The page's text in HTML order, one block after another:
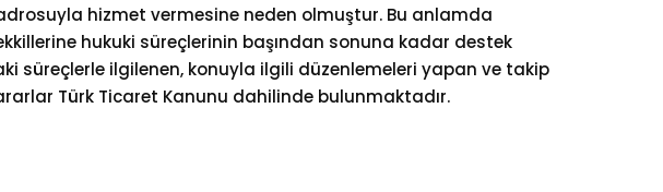
hizmet vermesine neden olmuştur. Bu anlamda
hukuki süreçlerinin başından sonuna kadar destek
süreçlerle ilgilenen, konuyla ilgili düzenlemeleri yapan ve takip
Türk Ticaret Kanunu dahilinde bulunmaktadır.